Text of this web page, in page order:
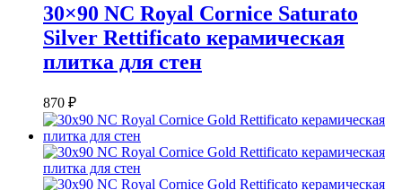
30×90 NC Royal Cornice Saturato
Silver Rettificato керамическая
плитка для стен
870 ₽